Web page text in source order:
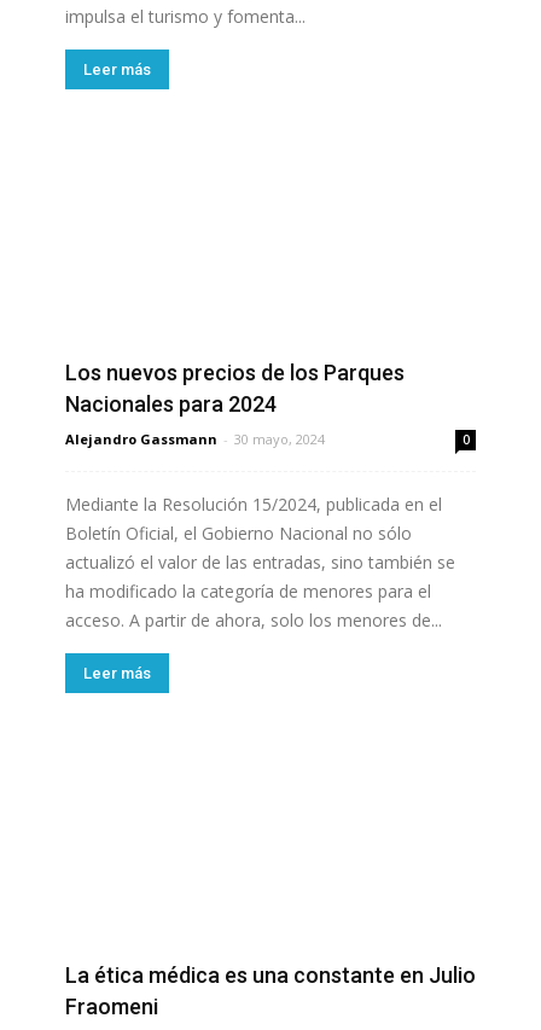
impulsa el turismo y fomenta...
Leer más
Los nuevos precios de los Parques
Nacionales para 2024
Alejandro Gassmann - 30 mayo, 2024 0
Mediante la Resolución 15/2024, publicada en el
Boletín Oficial, el Gobierno Nacional no sólo
actualizó el valor de las entradas, sino también se
ha modificado la categoría de menores para el
acceso. A partir de ahora, solo los menores de...
Leer más
La ética médica es una constante en Julio
Fraomeni